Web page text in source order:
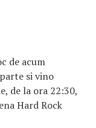
de acum
si vino
de la ora 22:30,
Hard Rock